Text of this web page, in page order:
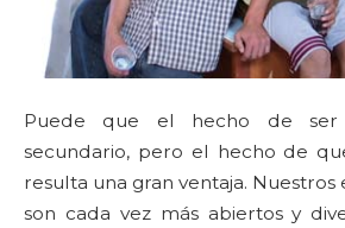
Puede que el hecho de ser
secundario, pero el hecho de
resulta una gran ventaja. Nuestros
son cada vez más abiertos y